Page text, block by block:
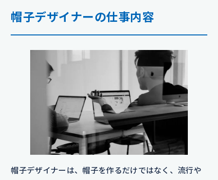
帽子デザイナーの仕事内容
帽子デザイナーは、帽子を作るだけではなく、流行や